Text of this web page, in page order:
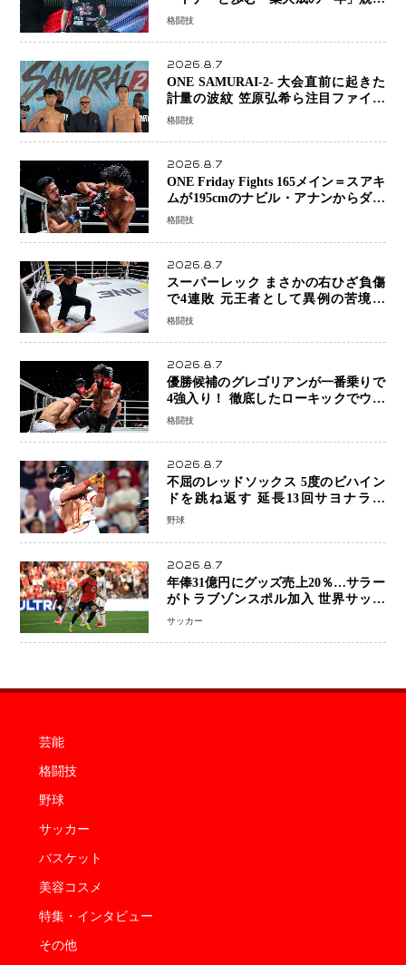
生活を支える存在に感謝
格闘技
2026.8.7
ONE SAMURAI-2- 大会直前に起きた
計量の波紋 笠原弘希ら注目ファイタ
ーは契約体重で決戦へ、山本歩夢と平
格闘技
2026.8.7
ONE Friday Fights 165メイン＝スアキ
ムが195cmのナビル・アナンからダウ
ン奪取！猛反撃を耐え抜き判定勝利、
格闘技
2026.8.7
スーパーレック まさかの右ひざ負傷
で4連敗 元王者として異例の苦境…
「アクシデント」でも消えない危険信
格闘技
2026.8.7
優勝候補のグレゴリアンが一番乗りで
4強入り！ 徹底したローキックでウス
ビャンを攻略、判定勝利
格闘技
2026.8.7
不屈のレッドソックス 5度のビハイン
ドを跳ね返す 延長13回サヨナラ勝
ち 吉田正尚選手も2安打1打点で貢献 4
野球
2026.8.7
年俸31億円にグッズ売上20％…サラー
がトラブゾンスポル加入 世界サッカ
ーは「五大リーグ一強」から新時代へ
サッカー
芸能
格闘技
野球
サッカー
バスケット
美容コスメ
特集・インタビュー
その他